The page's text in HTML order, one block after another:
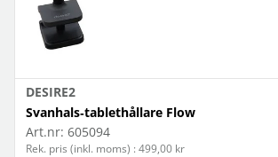
DESIRE2
Svanhals‑tablethållare Flow
Art.nr: 605094
Rek. pris (inkl. moms) : 499,00 kr